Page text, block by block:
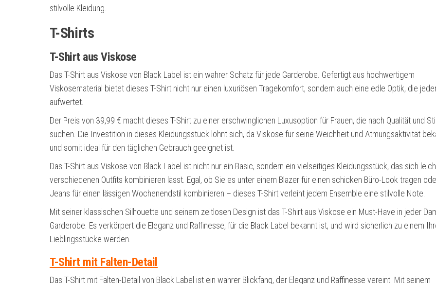
stilvolle Kleidung.
T-Shirts
T-Shirt aus Viskose
Das T-Shirt aus Viskose von Black Label ist ein wahrer Schatz für jede Garderobe. Gefertigt aus hochwertigem
Viskosematerial bietet dieses T-Shirt nicht nur einen luxuriösen Tragekomfort, sondern auch eine edle Optik, die
aufwertet.
Der Preis von 39,99 € macht dieses T-Shirt zu einer erschwinglichen Luxusoption für Frauen, die nach Qualität und
suchen. Die Investition in dieses Kleidungsstück lohnt sich, da Viskose für seine Weichheit und Atmungsaktivität
und somit ideal für den täglichen Gebrauch geeignet ist.
Das T-Shirt aus Viskose von Black Label ist nicht nur ein Basic, sondern ein vielseitiges Kleidungsstück, das sich
verschiedenen Outfits kombinieren lässt. Egal, ob Sie es unter einem Blazer für einen schicken Büro-Look tragen
Jeans für einen lässigen Wochenendstil kombinieren – dieses T-Shirt verleiht jedem Ensemble eine stilvolle Note.
Mit seiner klassischen Silhouette und seinem zeitlosen Design ist das T-Shirt aus Viskose ein Must-Have in jeder
Garderobe. Es verkörpert die Eleganz und Raffinesse, für die Black Label bekannt ist, und wird sicherlich zu einem
Lieblingsstücke werden.
T-Shirt mit Falten-Detail
Das T-Shirt mit Falten-Detail von Black Label ist ein wahrer Blickfang, der Eleganz und Raffinesse vereint. Mit seinem